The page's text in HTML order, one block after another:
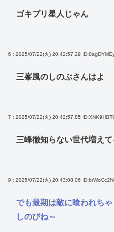
ゴキブリ星人じゃん
6 : 2025/07/22(火) 20:42:57.29
三峯風のしのぶさんはよ
7 : 2025/07/22(火) 20:42:57.85
三峰徹知らない世代増え
9 : 2025/07/22(火) 20:43:08.06
でも最期は敵に喰われちゃ
しのびね～